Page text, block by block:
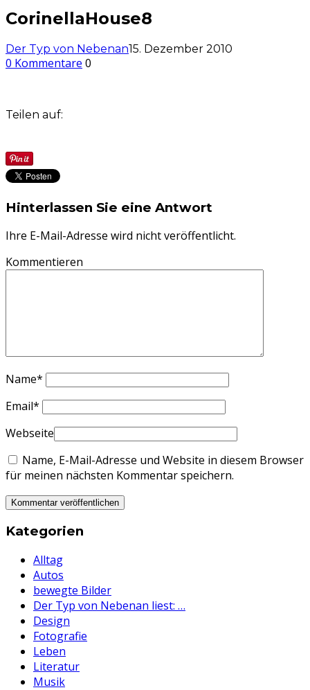
CorinellaHouse8
Der Typ von Nebenan15. Dezember 2010
0 Kommentare 0
Teilen auf:
Hinterlassen Sie eine Antwort
Ihre E-Mail-Adresse wird nicht veröffentlicht.
Kommentieren
Name*
Email*
Webseite
Name, E-Mail-Adresse und Website in diesem Browser
für meinen nächsten Kommentar speichern.
Kategorien
Alltag
Autos
bewegte Bilder
Der Typ von Nebenan liest: …
Design
Fotografie
Leben
Literatur
Musik